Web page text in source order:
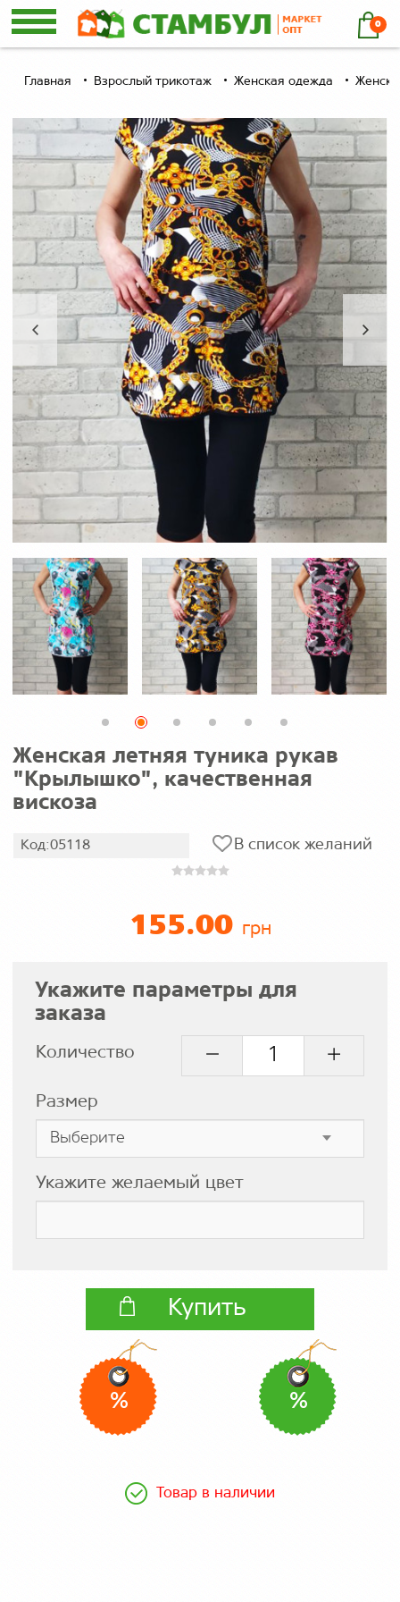
0
Главная Взрослый трикотаж Женская одежда
Женская летняя туника рукав
"Крылышко", качественная
вискоза
Код:05118 В список желаний
155.00 грн
Укажите параметры для
заказа
Количество
Размер
Укажите желаемый цвет
Купить
% %
Товар в наличии